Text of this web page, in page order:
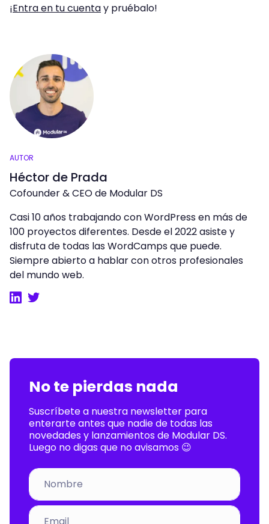
¡Entra en tu cuentay pruébalo!
AUTOR
Héctor de Prada
Cofounder & CEO de Modular DS
Casi 10 años trabajando con WordPress en más de
100 proyectos diferentes. Desde el 2022 asiste y
disfruta de todas las WordCamps que puede.
Siempre abierto a hablar con otros profesionales
del mundo web.
LinkedIn
No te pierdas nada
Suscríbete a nuestra newsletter para
enterarte antes que nadie de todas las
novedades y lanzamientos de Modular DS.
Luego no digas que no avisamos 😉